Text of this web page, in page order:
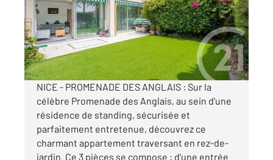
Appartement F3 à vendre
795 000 €
Visiter le site dédié
NICE - PROMENADE DES ANGLAIS : Sur la
célèbre Promenade des Anglais, au sein d'une
résidence de standing, sécurisée et
parfaitement entretenue, découvrez ce
charmant appartement traversant en rez-de-
jardin. Ce 3 pièces se compose : d'une entrée